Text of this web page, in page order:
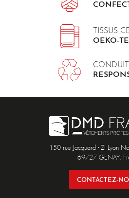
TISSUS
OEKO-
150 rue Jacquard - ZI Lyon
69727 GENAY,
CONTACTEZ-